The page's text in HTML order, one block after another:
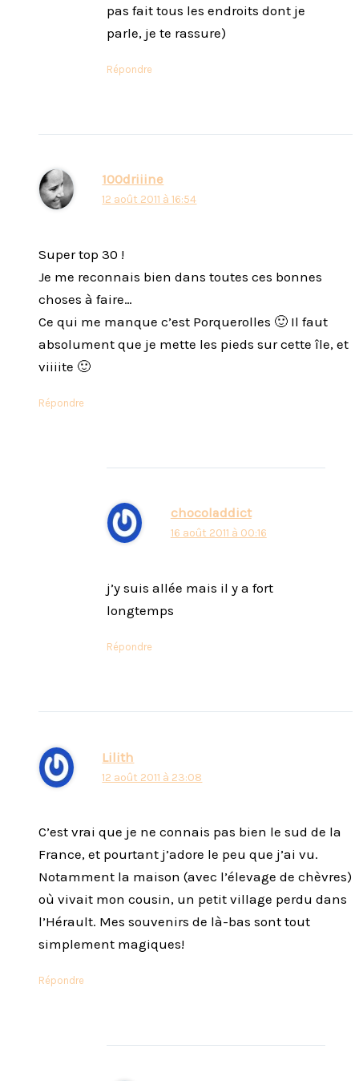
pas fait tous les endroits dont je
parle, je te rassure)
Répondre
100driiine
12 août 2011 à 16:54
Super top 30 !
Je me reconnais bien dans toutes ces bonnes
choses à faire…
Ce qui me manque c’est Porquerolles 🙂 Il faut
absolument que je mette les pieds sur cette île, et
viiiite 🙂
Répondre
chocoladdict
16 août 2011 à 00:16
j’y suis allée mais il y a fort
longtemps
Répondre
Lilith
12 août 2011 à 23:08
C’est vrai que je ne connais pas bien le sud de la
France, et pourtant j’adore le peu que j’ai vu.
Notamment la maison (avec l’élevage de chèvres)
où vivait mon cousin, un petit village perdu dans
l’Hérault. Mes souvenirs de là-bas sont tout
simplement magiques!
Répondre